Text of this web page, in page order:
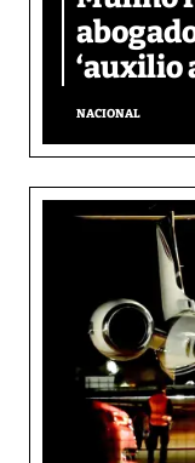
‘auxilio
NACIONAL